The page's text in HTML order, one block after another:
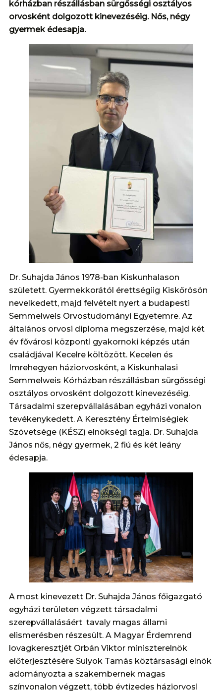
kórházban részállásban sürgősségi osztályos
orvosként dolgozott kinevezéséig. Nős, négy
gyermek édesapja.
Dr. Suhajda János 1978-ban Kiskunhalason
született. Gyermekkorától érettségiig Kiskőrösön
nevelkedett, majd felvételt nyert a budapesti
Semmelweis Orvostudományi Egyetemre. Az
általános orvosi diploma megszerzése, majd két
év fővárosi központi gyakornoki képzés után
családjával Kecelre költözött. Kecelen és
Imrehegyen háziorvosként, a Kiskunhalasi
Semmelweis Kórházban részállásban sürgősségi
osztályos orvosként dolgozott kinevezéséig.
Társadalmi szerepvállalásában egyházi vonalon
tevékenykedett. A Keresztény Értelmiségiek
Szövetsége (KÉSZ) elnökségi tagja. Dr. Suhajda
János nős, négy gyermek, 2 fiú és két leány
édesapja.
A most kinevezett Dr. Suhajda János főigazgató
egyházi területen végzett társadalmi
szerepvállalásáért tavaly magas állami
elismerésben részesült. A Magyar Érdemrend
lovagkeresztjét Orbán Viktor miniszterelnök
előterjesztésére Sulyok Tamás köztársasági elnök
adományozta a szakembernek magas
színvonalon végzett, több évtizedes háziorvosi